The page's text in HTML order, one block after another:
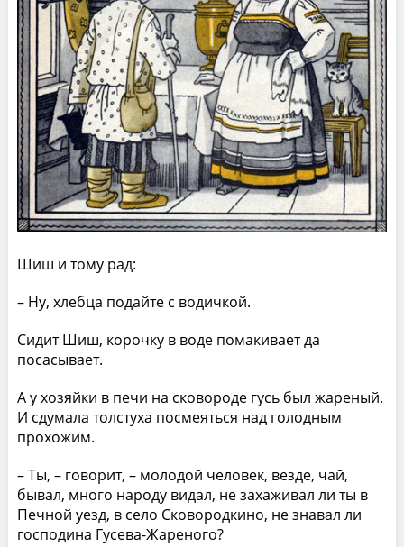
Шиш и тому рад:
– Ну, хлебца подайте с водичкой.
Сидит Шиш, корочку в воде помакивает да
посасывает.
А у хозяйки в печи на сковороде гусь был жареный.
И сдумала толстуха посмеяться над голодным
прохожим.
– Ты, – говорит, – молодой человек, везде, чай,
бывал, много народу видал, не захаживал ли ты в
Печной уезд, в село Сковородкино, не знавал ли
господина Гусева-Жареного?